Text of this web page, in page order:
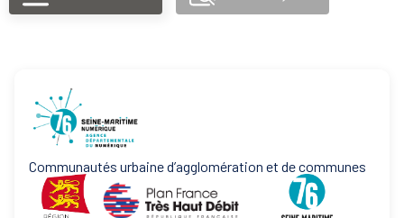
Communautés urbaine d’agglomération et de communes